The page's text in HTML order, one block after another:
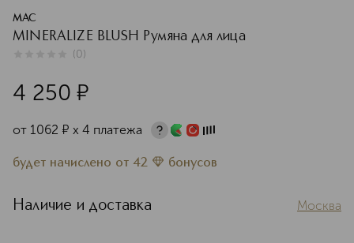
MAC
MINERALIZE BLUSH Румяна для лица
(0)
4 250 ¤
от 1062 ¤ х 4 платежа
будет начислено от 42 бонусов
Наличие и доставка Москва